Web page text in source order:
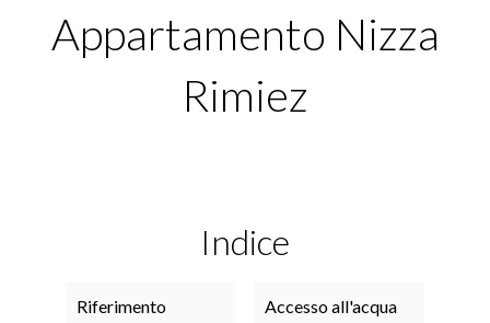
Appartamento Nizza
Rimiez
Indice
Riferimento
Accesso all'acqua